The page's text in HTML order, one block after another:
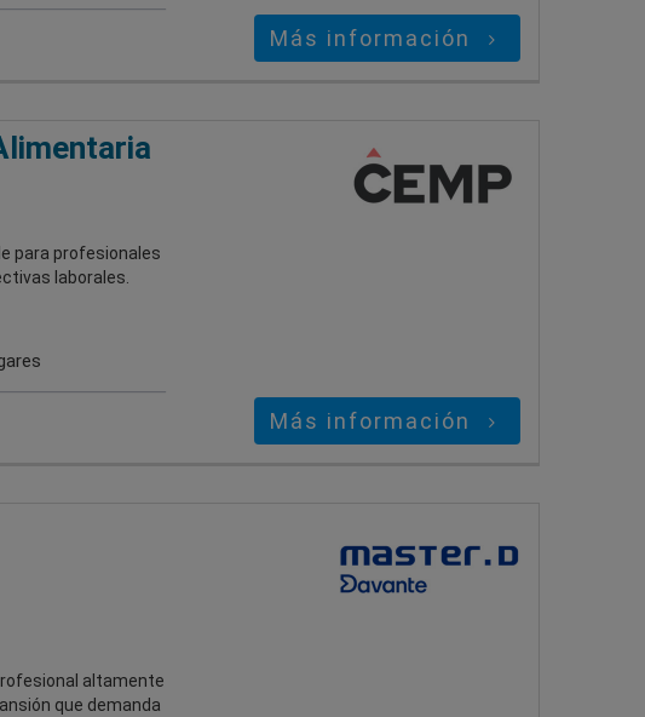
Más información
para profesionales
laborales.
Más información
altamente
que demanda